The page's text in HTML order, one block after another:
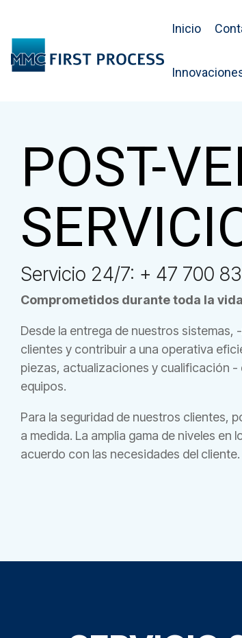
main
content.
Inicio
POST-
Servicio 24/7: + 47 700 83
Comprometidos durante toda la
Desde la entrega de nuestros
clientes y contribuir a una operativa
piezas, actualizaciones y cualificación -
equipos.
Para la seguridad de nuestros clientes,
a medida. La amplia gama de niveles
acuerdo con las necesidades del cliente.